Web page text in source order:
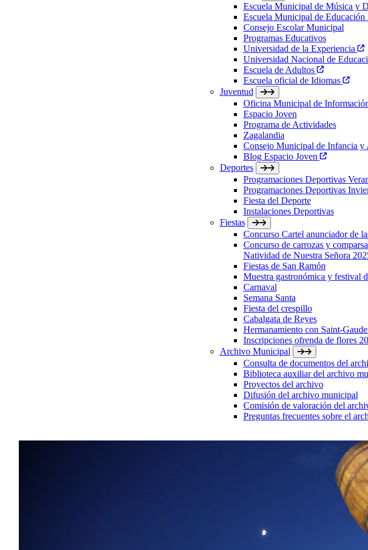
Escuela Municipal de Música y
Escuela Municipal de Educación
Consejo Escolar Municipal
Programas Educativos
Universidad de la Experiencia
Universidad Nacional de
Escuela de Adultos
Escuela oficial de Idiomas
Juventud
Oficina Municipal de
Espacio Joven
Programa de Actividades
Zagalandia
Consejo Municipal de Infancia y
Blog Espacio Joven
Deportes
Programaciones Deportivas
Programaciones Deportivas
Fiesta del Deporte
Instalaciones Deportivas
Fiestas
Concurso Cartel anunciador de
Concurso de carrozas y
Natividad de Nuestra Señora
Fiestas de San Ramón
Muestra gastronómica y festival
Carnaval
Semana Santa
Fiesta del crespillo
Cabalgata de Reyes
Hermanamiento con Saint-
Inscripciones ofrenda de flores
Archivo Municipal
Consulta de documentos del
Biblioteca auxiliar del archivo
Proyectos del archivo
Difusión del archivo municipal
Comisión de valoración del
Preguntas frecuentes sobre el